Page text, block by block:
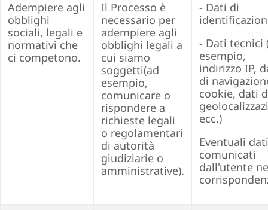
Adempiere agli
obblighi
sociali, legali e
normativi che
ci competono.
Il Processo è
necessario per
adempiere agli
obblighi legali a
cui siamo
soggetti(ad
esempio,
comunicare o
rispondere a
richieste legali
o regolamentari
di autorità
giudiziarie o
amministrative).
- Dati di
- Dati tecnici
esempio,
indirizzo IP,
di
cookie, dati
ecc.)
Eventuali dati
comunicati
dall'utente